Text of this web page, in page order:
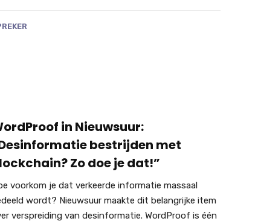
in Nieuwsuur:
bestrijden met
Zo doe je dat!”
voorkom je dat verkeerde informatie massaal
wordt? Nieuwsuur maakte dit belangrijke item
verspreiding van desinformatie. WordProof is één